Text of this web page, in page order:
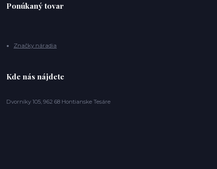
Ponúkaný tovar
Značky náradia
Kde nás nájdete
Dvorníky 105, 962 68 Hontianske Tesáre